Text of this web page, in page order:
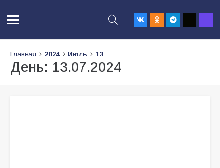
Главная 2024 Июль 13
День: 13.07.2024